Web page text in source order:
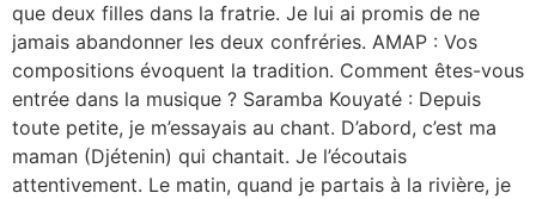
que deux filles dans la fratrie. Je lui ai promis de ne
jamais abandonner les deux confréries. AMAP : Vos
compositions évoquent la tradition. Comment êtes-vous
entrée dans la musique ? Saramba Kouyaté : Depuis
toute petite, je m’essayais au chant. D’abord, c’est ma
maman (Djétenin) qui chantait. Je l’écoutais
attentivement. Le matin, quand je partais à la rivière, je